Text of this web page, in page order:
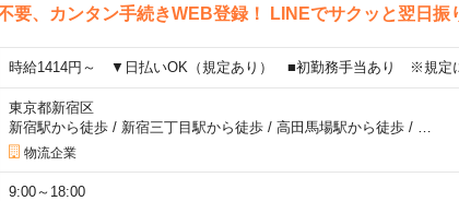
要、カンタン手続きWEB登録！ LINEでサクッと翌日振
時給1414円～ ▼日払いOK（規定あり） ■初勤務手当あり ※規定
東京都新宿区
新宿駅から徒歩/ 新宿三丁目駅から徒歩/ 高田馬場駅から徒歩/
物流企業
9:00～18:00